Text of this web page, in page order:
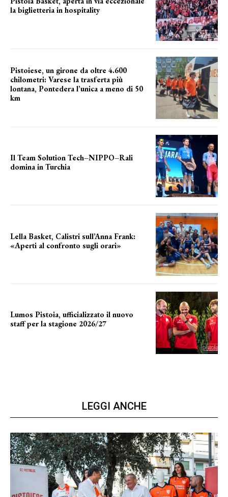
la biglietteria in hospitality
Pistoiese, un girone da oltre 4.600
chilometri: Varese la trasferta più
lontana, Pontedera l’unica a meno di 50
km
Il Team Solution Tech–NIPPO–Rali
domina in Turchia
Lella Basket, Calistri sull’Anna Frank:
«Aperti al confronto sugli orari»
Lumos Pistoia, ufficializzato il nuovo
staff per la stagione 2026/27
LEGGI ANCHE